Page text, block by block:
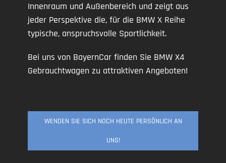
Innenraum und Außenbereich und zeigt aus
jeder Perspektive die, für die BMW X Reihe
typische, anspruchsvolle Sportlichkeit.
Bei uns von BayernCar finden Sie BMW X4
Gebrauchtwagen zu attraktiven Angeboten!
WENDEN SIE SICH NOCH HEUTE PERSÖNLICH AN
UNS!